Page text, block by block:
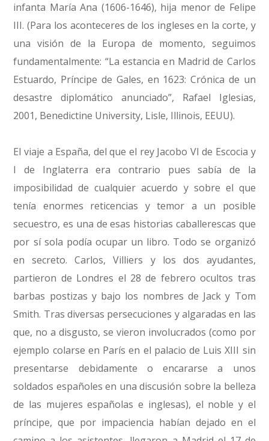
infanta María Ana (1606-1646), hija menor de Felipe
III. (Para los aconteceres de los ingleses en la corte, y
una visión de la Europa de momento, seguimos
fundamentalmente: “La estancia en Madrid de Carlos
Estuardo, Príncipe de Gales, en 1623: Crónica de un
desastre diplomático anunciado”, Rafael Iglesias,
2001, Benedictine University, Lisle, Illinois, EEUU).
El viaje a España, del que el rey Jacobo VI de Escocia y
I de Inglaterra era contrario pues sabía de la
imposibilidad de cualquier acuerdo y sobre el que
tenía enormes reticencias y temor a un posible
secuestro, es una de esas historias caballerescas que
por sí sola podía ocupar un libro. Todo se organizó
en secreto. Carlos, Villiers y los dos ayudantes,
partieron de Londres el 28 de febrero ocultos tras
barbas postizas y bajo los nombres de Jack y Tom
Smith. Tras diversas persecuciones y algaradas en las
que, no a disgusto, se vieron involucrados (como por
ejemplo colarse en París en el palacio de Luis XIII sin
presentarse debidamente o encararse a unos
soldados españoles en una discusión sobre la belleza
de las mujeres españolas e inglesas), el noble y el
príncipe, que por impaciencia habían dejado en el